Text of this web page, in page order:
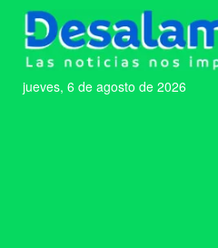
jueves, 6 de agosto de 2026